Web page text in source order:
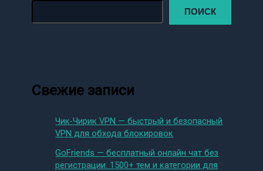
ПОИСК
Свежие записи
Чик-Чирик VPN — быстрый и безопасный
VPN для обхода блокировок
GoFriends — бесплатный онлайн чат без
регистрации: 1500+ тем и категории для